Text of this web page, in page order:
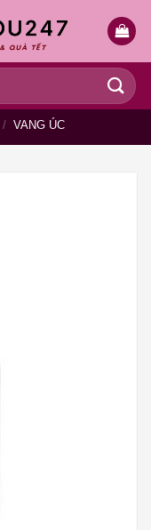
/ VANG ÚC